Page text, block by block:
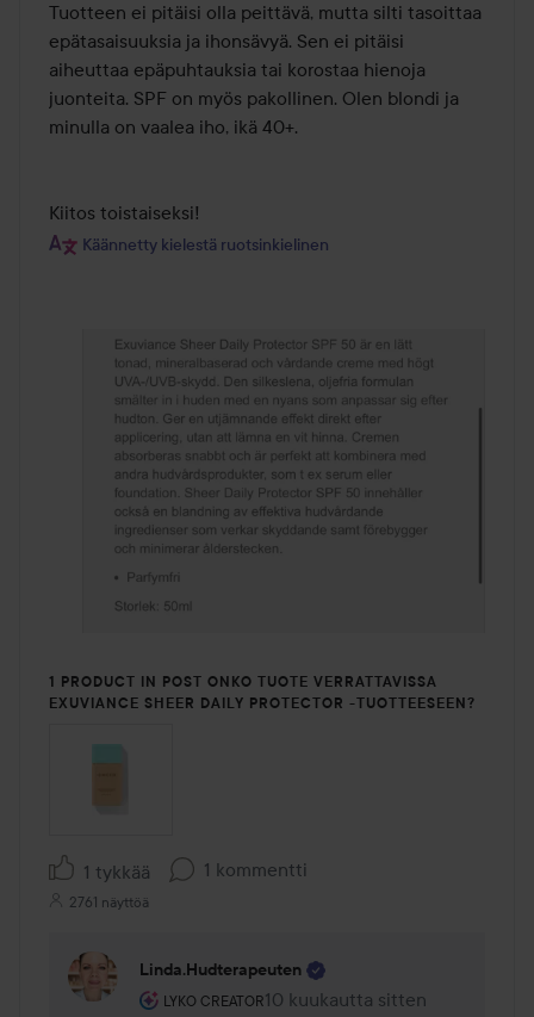
Tuotteen ei pitäisi olla peittävä, mutta silti tasoittaa
epätasaisuuksia ja ihonsävyä. Sen ei pitäisi
aiheuttaa epäpuhtauksia tai korostaa hienoja
juonteita. SPF on myös pakollinen. Olen blondi ja
minulla on vaalea iho, ikä 40+.
Kiitos toistaiseksi!
Käännetty kielestä ruotsinkielinen
1 PRODUCT IN POST ONKO TUOTE VERRATTAVISSA
EXUVIANCE SHEER DAILY PROTECTOR -TUOTTEESEEN?
1 tykkää 1 kommentti
2761 näyttöä
Linda.hudterapeuten
LYKO CREATOR
Käyttäjän rooli: Lyko Creator.
10 kuukautta sitten
Kommentti lisättiin 10